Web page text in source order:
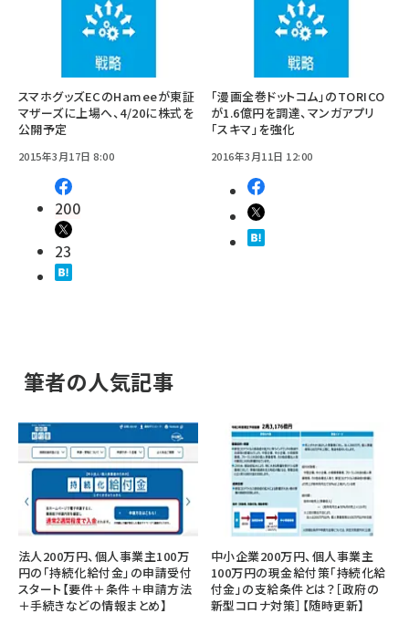
スマホグッズECのHameeが東証
マザーズに上場へ、4/20に株式を
公開予定
2015年3月17日 8:00
200
23
「漫画全巻ドットコム」のTORICO
が1.6億円を調達、マンガアプリ
「スキマ」を強化
2016年3月11日 12:00
筆者の人気記事
法人200万円、個人事業主100万
円の「持続化給付金」の申請受付
スタート【要件＋条件＋申請方法
＋手続きなどの情報まとめ】
中小企業200万円、個人事業主
100万円の現金給付策「持続化給
付金」の支給条件とは？［政府の
新型コロナ対策］【随時更新】